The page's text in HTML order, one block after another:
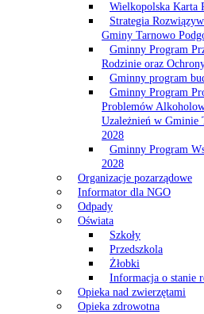
Wielkopolska Karta
Strategia
Gminy Tarnowo
Gminny Program
Rodzinie oraz
Gminny program
Gminny Program
Problemów
Uzależnień w Gminie
2028
Gminny Program
2028
Organizacje pozarządowe
Informator dla NGO
Odpady
Oświata
Szkoły
Przedszkola
Żłobki
Informacja o stanie
Opieka nad zwierzętami
Opieka zdrowotna